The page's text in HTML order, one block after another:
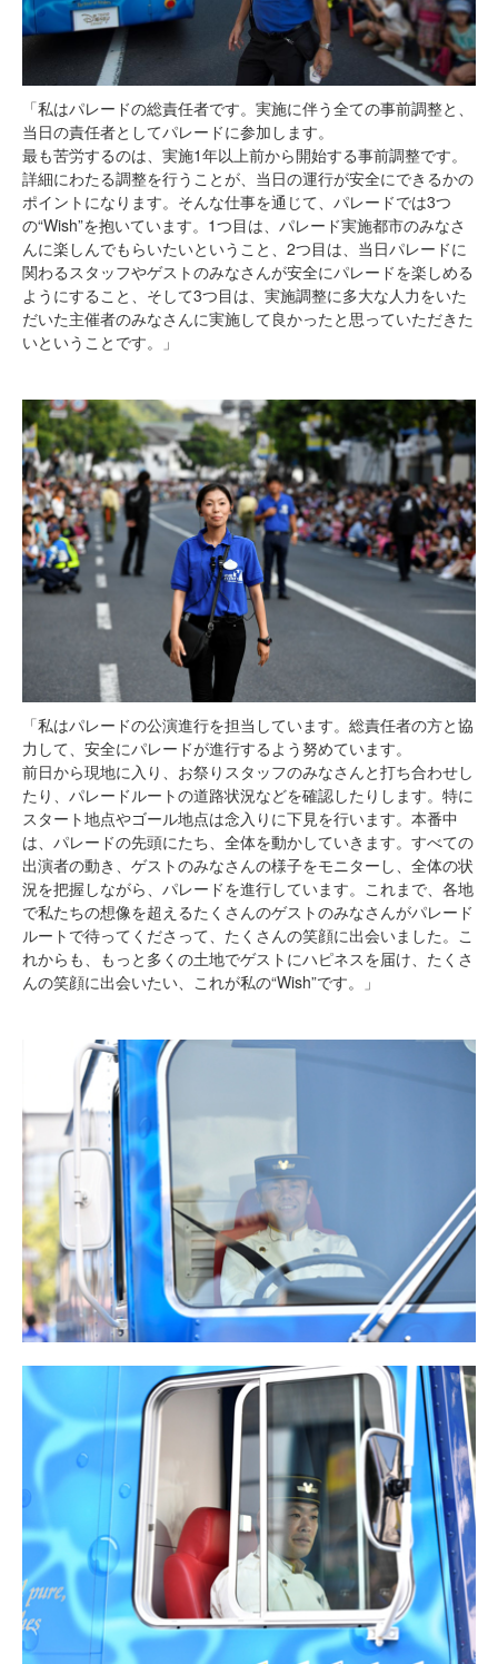
「私はパレードの総責任者です。実施に伴う全ての事前調整と、
当日の責任者としてパレードに参加します。
最も苦労するのは、実施1年以上前から開始する事前調整です。
詳細にわたる調整を行うことが、当日の運行が安全にできるかの
ポイントになります。そんな仕事を通じて、パレードでは3つ
の“Wish”を抱いています。1つ目は、パレード実施都市のみなさ
んに楽しんでもらいたいということ、2つ目は、当日パレードに
関わるスタッフやゲストのみなさんが安全にパレードを楽しめる
ようにすること、そして3つ目は、実施調整に多大な人力をいた
だいた主催者のみなさんに実施して良かったと思っていただきた
いということです。」
「私はパレードの公演進行を担当しています。総責任者の方と協
力して、安全にパレードが進行するよう努めています。
前日から現地に入り、お祭りスタッフのみなさんと打ち合わせし
たり、パレードルートの道路状況などを確認したりします。特に
スタート地点やゴール地点は念入りに下見を行います。本番中
は、パレードの先頭にたち、全体を動かしていきます。すべての
出演者の動き、ゲストのみなさんの様子をモニターし、全体の状
況を把握しながら、パレードを進行しています。これまで、各地
で私たちの想像を超えるたくさんのゲストのみなさんがパレード
ルートで待ってくださって、たくさんの笑顔に出会いました。こ
れからも、もっと多くの土地でゲストにハピネスを届け、たくさ
んの笑顔に出会いたい、これが私の“Wish”です。」